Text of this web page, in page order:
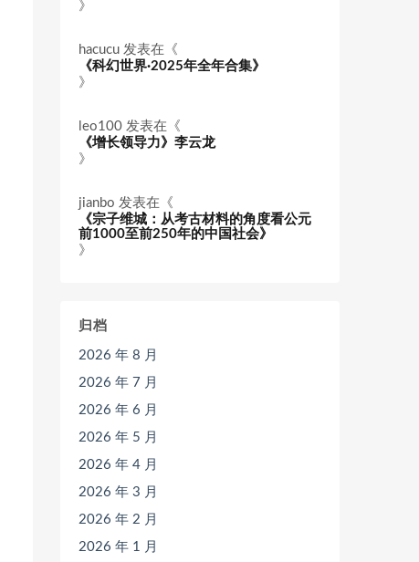
》
hacucu 发表在《
《科幻世界·2025年全年合集》
》
leo100 发表在《
《增长领导力》李云龙
》
jianbo 发表在《
《宗子维城：从考古材料的角度看公元
前1000至前250年的中国社会》
》
归档
2026 年 8 月
2026 年 7 月
2026 年 6 月
2026 年 5 月
2026 年 4 月
2026 年 3 月
2026 年 2 月
2026 年 1 月